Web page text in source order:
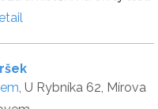
, U Rybníka 62, Mírova